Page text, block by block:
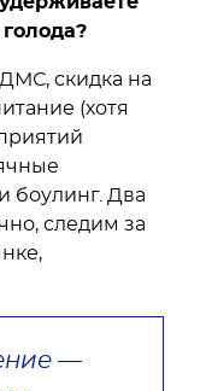
скидка на
(хотя
боулинг. Два
следим за
—